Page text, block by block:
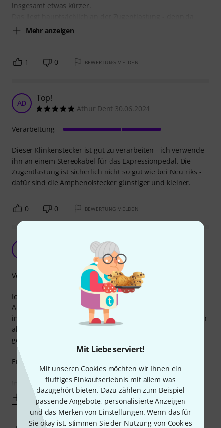
Mit Liebe serviert!
Mit unseren Cookies möchten wir Ihnen ein
fluffiges Einkaufserlebnis mit allem was
dazugehört bieten. Dazu zählen zum Beispiel
passende Angebote, personalisierte Anzeigen
und das Merken von Einstellungen. Wenn das für
Sie okay ist, stimmen Sie der Nutzung von Cookies
insgesamt etwas kürzer.
Mehr anzeigen
1 0 BEWERTUNG MELDEN
AD Top!
Athur Dent 30.06.2024
Dieser Klinkenstecker ist gut zu verarbeiten - ich verwende
ihn an einem Stereokabel für das Expressionpedal. Die
Zugentlastung ist sicherlich nicht so gut wie bei Neutriks -
dafür sind die Amphenolstecker günstiger und kleiner.
Verarbeitung
0 0 BEWERTUNG MELDEN
Geschmackssache
Enbete 15.01.2025
Ich hatte mir mal einen zum testen bestellt, für eine
Anwendung mit wenig Platz drumrum. Leider kam der mit
internem Kurzschluss zwischen "ring" und "sleeve" – da ich
aber bisher sonst nur gutes über Amphenol gehört habe
gehe ich erstmal von einem Einzelfall aus.
Erster Eindruck ohne Langzeiterfahrung:
Im Vergleich zum klassischen Neutrik
Mehr anzeigen
Verarbeitung